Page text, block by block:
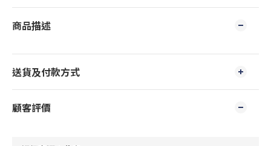
商品描述
送貨及付款方式
顧客評價